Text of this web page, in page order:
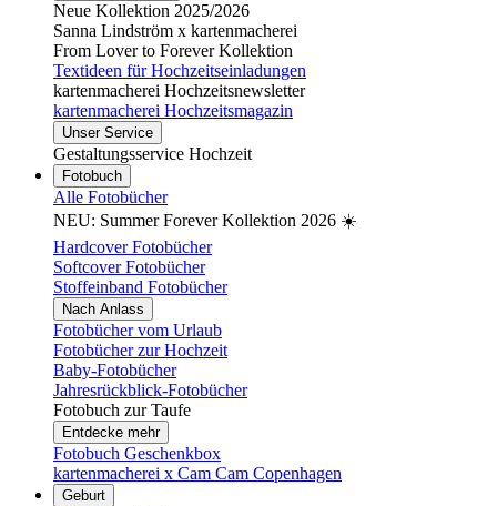
Neue Kollektion 2025/2026
Sanna Lindström x kartenmacherei
From Lover to Forever Kollektion
Textideen für Hochzeitseinladungen
kartenmacherei Hochzeitsnewsletter
kartenmacherei Hochzeitsmagazin
Unser Service
Gestaltungsservice Hochzeit
Fotobuch
Alle Fotobücher
NEU: Summer Forever Kollektion 2026 ☀️
Hardcover Fotobücher
Softcover Fotobücher
Stoffeinband Fotobücher
Nach Anlass
Fotobücher vom Urlaub
Fotobücher zur Hochzeit
Baby-Fotobücher
Jahresrückblick-Fotobücher
Fotobuch zur Taufe
Entdecke mehr
Fotobuch Geschenkbox
kartenmacherei x Cam Cam Copenhagen
Geburt